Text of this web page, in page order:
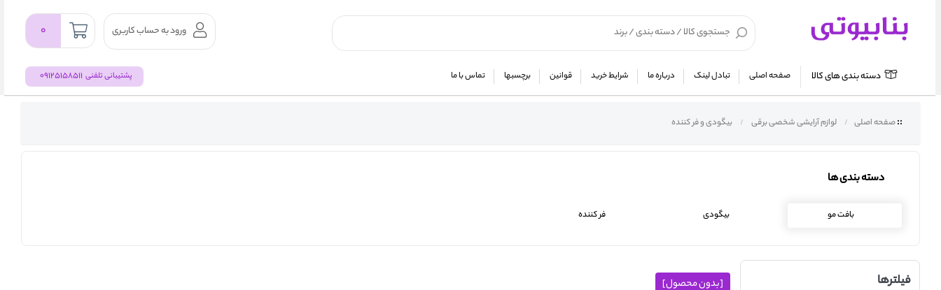
۰ ورود به حساب کاربری
پشتیبانی تلفنی 09125158511 صفحه اصلی تبادل لینک درباره ما شرایط خرید قوانین برچسبها تماس با ما دسته بندی های کالا
صفحه اصلی لوازم آرایشی شخصی برقی بیگودی و فر کننده
دسته بندی ها
بافت مو بیگودی فر کننده
فیلترها [بدون محصول]